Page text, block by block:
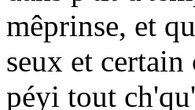
mêprinse, et
seux et
péyi tout